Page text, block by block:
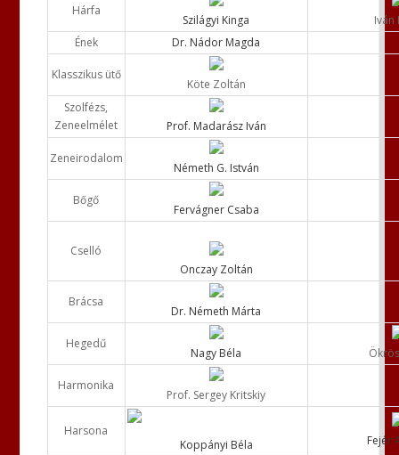
Hárfa
Szilágyi Kinga
Iván
Ének
Dr. Nádor Magda
Klasszikus ütő
Köte Zoltán
Szolfézs,
Zeneelmélet
Prof. Madarász Iván
Zeneirodalom
Németh G. István
Bőgő
Fervágner Csaba
Cselló
Onczay Zoltán
Brácsa
Dr. Németh Márta
Hegedű
Nagy Béla
Harmonika
Prof. Sergey Kritskiy
Harsona
Koppányi Béla
Fejér